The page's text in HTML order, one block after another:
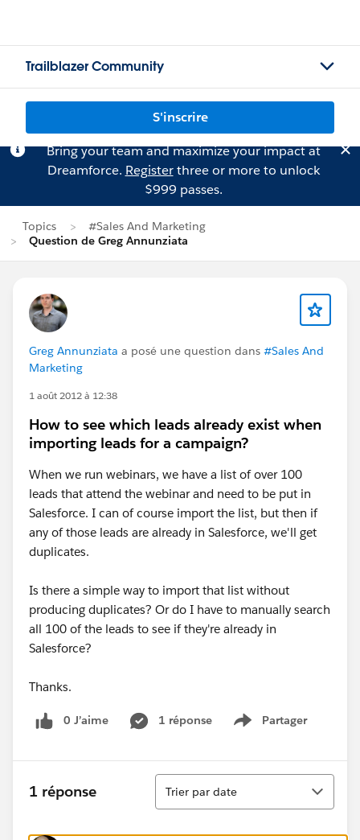
Trailblazer Community
S'inscrire
Bring your team and maximize your impact at
Dreamforce. Registerthree or more to unlock
$999 passes.
Topics
#Sales And Marketing
Question de Greg Annunziata
Greg Annunziata a posé une question dans #Sales And
Marketing
1 août 2012 à 12:38
How to see which leads already exist when
importing leads for a campaign?
When we run webinars, we have a list of over 100
leads that attend the webinar and need to be put in
Salesforce. I can of course import the list, but then if
any of those leads are already in Salesforce, we'll get
duplicates.
Is there a simple way to import that list without
producing duplicates? Or do I have to manually search
all 100 of the leads to see if they're already in
Salesforce?
Thanks.
0 J’aime 1 réponse Partager
Show menu
1 réponse
Tri
Trier par date